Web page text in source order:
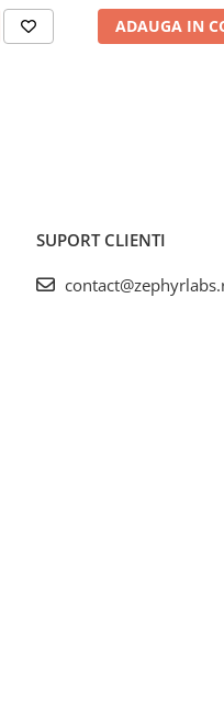
ADAUGA IN
SUPORT CLIENTI